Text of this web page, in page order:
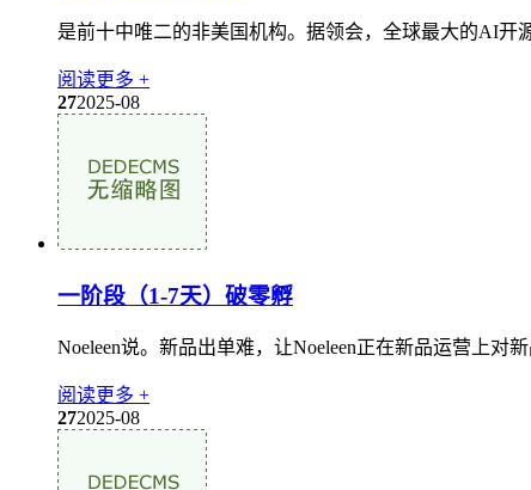
是前十中唯二的非美国机构。据领会，全球最大的AI开
阅读更多 +
272025-08
一阶段（1-7天）破零孵
Noeleen说。新品出单难，让Noeleen正在新品运营上
阅读更多 +
272025-08